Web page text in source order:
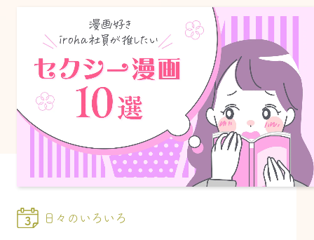
日々のいろいろ